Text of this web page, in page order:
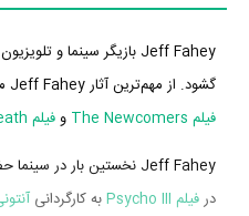
گشود. از مهم‌ترین آثار Jeff Fahey می‌توان به بازیگری در
فیلم The Newcomers
وفیلم Beneath
درفیلم Psycho III به کارگردانی